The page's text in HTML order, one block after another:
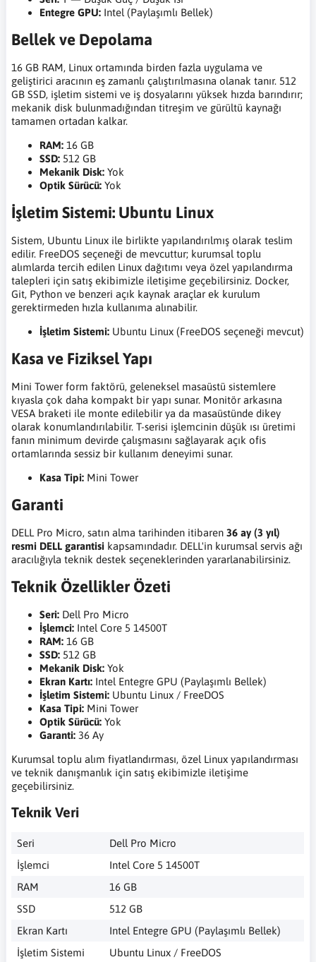
Entegre GPU: Intel (Paylaşımlı Bellek)
Bellek ve Depolama
16 GB RAM, Linux ortamında birden fazla uygulama ve
geliştirici aracının eş zamanlı çalıştırılmasına olanak tanır. 512
GB SSD, işletim sistemi ve iş dosyalarını yüksek hızda barındırır;
mekanik disk bulunmadığından titreşim ve gürültü kaynağı
tamamen ortadan kalkar.
RAM: 16 GB
SSD: 512 GB
Mekanik Disk: Yok
Optik Sürücü: Yok
İşletim Sistemi: Ubuntu Linux
Sistem, Ubuntu Linux ile birlikte yapılandırılmış olarak teslim
edilir. FreeDOS seçeneği de mevcuttur; kurumsal toplu
alımlarda tercih edilen Linux dağıtımı veya özel yapılandırma
talepleri için satış ekibimizle iletişime geçebilirsiniz. Docker,
Git, Python ve benzeri açık kaynak araçlar ek kurulum
gerektirmeden hızla kullanıma alınabilir.
İşletim Sistemi: Ubuntu Linux (FreeDOS seçeneği mevcut)
Kasa ve Fiziksel Yapı
Mini Tower form faktörü, geleneksel masaüstü sistemlere
kıyasla çok daha kompakt bir yapı sunar. Monitör arkasına
VESA braketi ile monte edilebilir ya da masaüstünde dikey
olarak konumlandırılabilir. T-serisi işlemcinin düşük ısı üretimi
fanın minimum devirde çalışmasını sağlayarak açık ofis
ortamlarında sessiz bir kullanım deneyimi sunar.
Kasa Tipi: Mini Tower
Garanti
DELL Pro Micro, satın alma tarihinden itibaren 36 ay (3 yıl)
resmi DELL garantisi kapsamındadır. DELL'in kurumsal servis ağı
aracılığıyla teknik destek seçeneklerinden yararlanabilirsiniz.
Teknik Özellikler Özeti
Seri: Dell Pro Micro
İşlemci: Intel Core 5 14500T
RAM: 16 GB
SSD: 512 GB
Mekanik Disk: Yok
Ekran Kartı: Intel Entegre GPU (Paylaşımlı Bellek)
İşletim Sistemi: Ubuntu Linux / FreeDOS
Kasa Tipi: Mini Tower
Optik Sürücü: Yok
Garanti: 36 Ay
Kurumsal toplu alım fiyatlandırması, özel Linux yapılandırması
ve teknik danışmanlık için satış ekibimizle iletişime
geçebilirsiniz.
Teknik Veri
Seri
Dell Pro Micro
İşlemci
Intel Core 5 14500T
RAM
16 GB
SSD
512 GB
Ekran Kartı
Intel Entegre GPU (Paylaşımlı Bellek)
İşletim Sistemi
Ubuntu Linux / FreeDOS